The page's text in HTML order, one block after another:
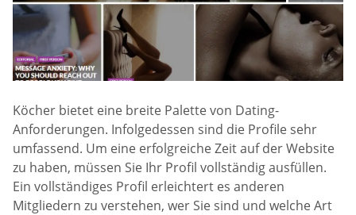
Köcher bietet eine breite Palette von Dating-
Anforderungen. Infolgedessen sind die Profile sehr
umfassend. Um eine erfolgreiche Zeit auf der Website
zu haben, müssen Sie Ihr Profil vollständig ausfüllen.
Ein vollständiges Profil erleichtert es anderen
Mitgliedern zu verstehen, wer Sie sind und welche Art